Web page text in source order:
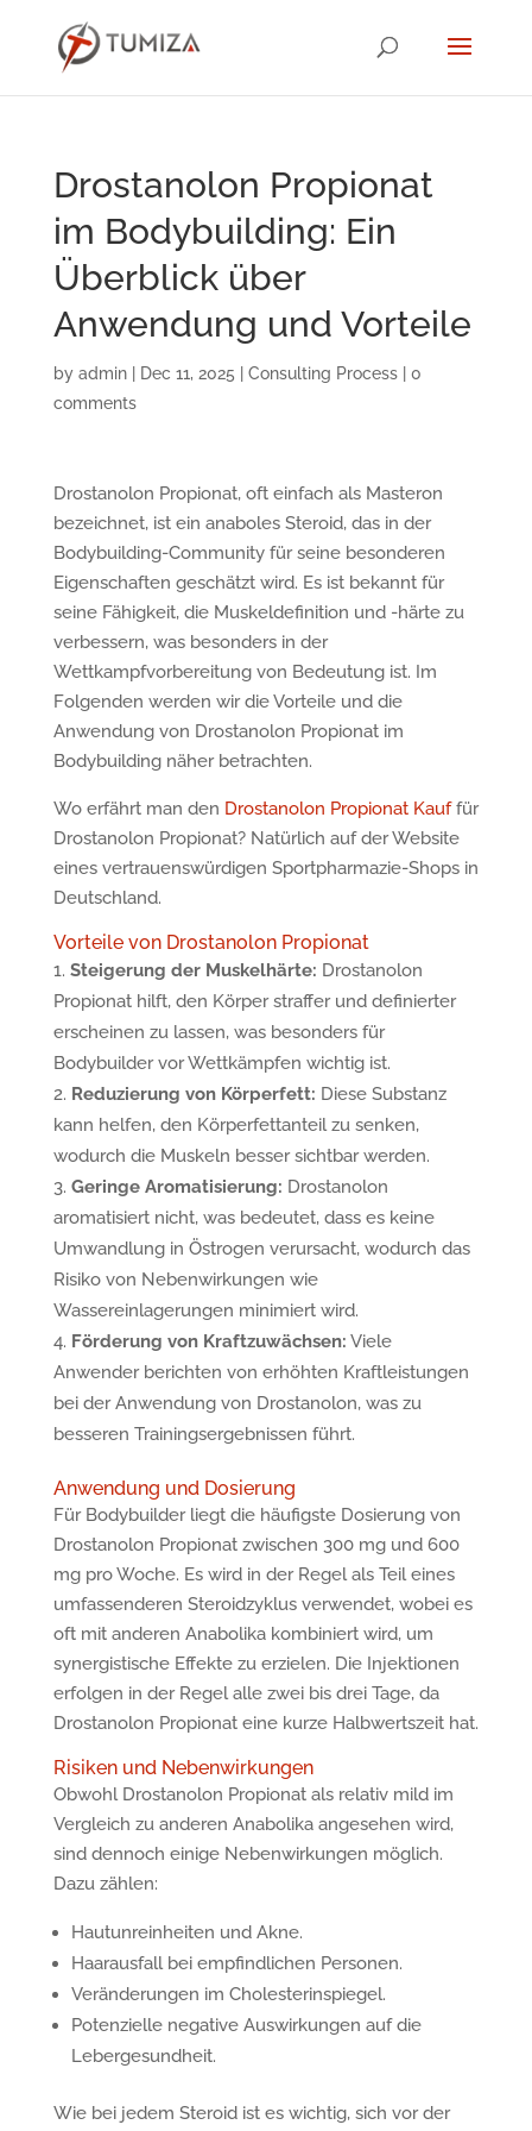
Drostanolon Propionat
im Bodybuilding: Ein
Überblick über
Anwendung und Vorteile
by admin| Dec 11, 2025 Consulting Process| 0
comments
Drostanolon Propionat, oft einfach als Masteron
bezeichnet, ist ein anaboles Steroid, das in der
Bodybuilding-Community für seine besonderen
Eigenschaften geschätzt wird. Es ist bekannt für
seine Fähigkeit, die Muskeldefinition und -härte zu
verbessern, was besonders in der
Wettkampfvorbereitung von Bedeutung ist. Im
Folgenden werden wir die Vorteile und die
Anwendung von Drostanolon Propionat im
Bodybuilding näher betrachten.
Wo erfährt man den Drostanolon Propionat Kauffür
Drostanolon Propionat? Natürlich auf der Website
eines vertrauenswürdigen Sportpharmazie-Shops in
Deutschland.
Vorteile von Drostanolon Propionat
Steigerung der Muskelhärte: Drostanolon
Propionat hilft, den Körper straffer und definierter
erscheinen zu lassen, was besonders für
Bodybuilder vor Wettkämpfen wichtig ist.
Reduzierung von Körperfett: Diese Substanz
kann helfen, den Körperfettanteil zu senken,
wodurch die Muskeln besser sichtbar werden.
Geringe Aromatisierung: Drostanolon
aromatisiert nicht, was bedeutet, dass es keine
Umwandlung in Östrogen verursacht, wodurch das
Risiko von Nebenwirkungen wie
Wassereinlagerungen minimiert wird.
Förderung von Kraftzuwächsen: Viele
Anwender berichten von erhöhten Kraftleistungen
bei der Anwendung von Drostanolon, was zu
besseren Trainingsergebnissen führt.
Anwendung und Dosierung
Für Bodybuilder liegt die häufigste Dosierung von
Drostanolon Propionat zwischen 300 mg und 600
mg pro Woche. Es wird in der Regel als Teil eines
umfassenderen Steroidzyklus verwendet, wobei es
oft mit anderen Anabolika kombiniert wird, um
synergistische Effekte zu erzielen. Die Injektionen
erfolgen in der Regel alle zwei bis drei Tage, da
Drostanolon Propionat eine kurze Halbwertszeit hat.
Risiken und Nebenwirkungen
Obwohl Drostanolon Propionat als relativ mild im
Vergleich zu anderen Anabolika angesehen wird,
sind dennoch einige Nebenwirkungen möglich.
Dazu zählen:
Hautunreinheiten und Akne.
Haarausfall bei empfindlichen Personen.
Veränderungen im Cholesterinspiegel.
Potenzielle negative Auswirkungen auf die
Lebergesundheit.
Wie bei jedem Steroid ist es wichtig, sich vor der